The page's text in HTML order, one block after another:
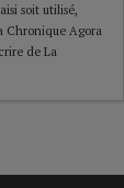
soit utilisé,
Chronique Agora
de La